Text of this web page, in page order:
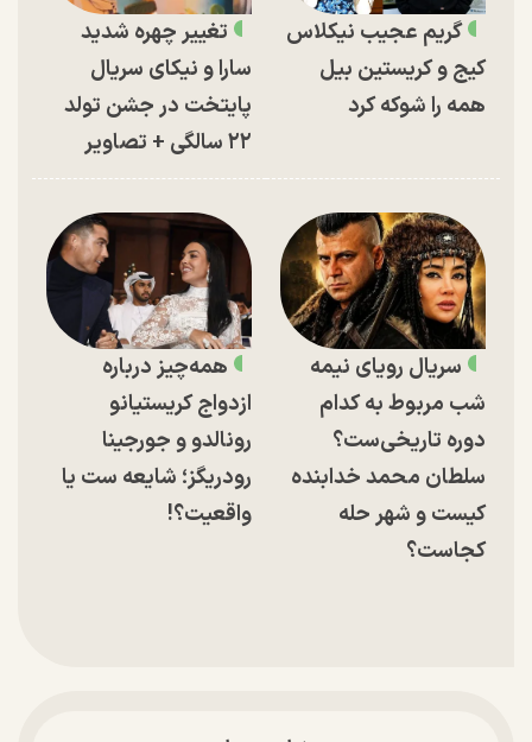
گریم عجیب نیکلاس
کیج و کریستین بیل
همه را شوکه کرد
تغییر چهره شدید
سارا و نیکای سریال
پایتخت در جشن تولد
۲۲ سالگی + تصاویر
سریال رویای نیمه
شب مربوط به کدام
دوره تاریخی‌ست؟
سلطان محمد خدابنده
کیست و شهر حله
کجاست؟
همه‌چیز درباره
ازدواج کریستیانو
رونالدو و جورجینا
رودریگز؛ شایعه ست یا
واقعیت؟!